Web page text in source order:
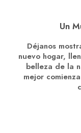
Un
Déjanos
nuevo hogar,
belleza de la
mejor